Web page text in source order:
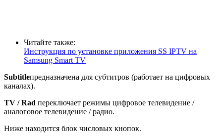
Читайте также:
Инструкция по установке приложения SS IPTV на
Samsung Smart TV
Subtitleпредназначена для субтитров (работает на цифровых
каналах).
TV / Rad переключает режимы цифровое телевидение /
аналоговое телевидение / радио.
Ниже находится блок числовых кнопок.